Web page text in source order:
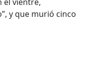
y que murió cinco